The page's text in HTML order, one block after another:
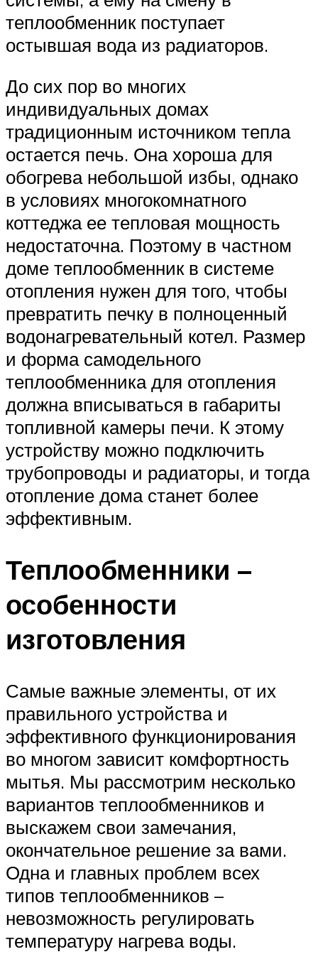
теплообменник поступает
остывшая вода из радиаторов.
До сих пор во многих
индивидуальных домах
традиционным источником тепла
остается печь. Она хороша для
обогрева небольшой избы, однако
в условиях многокомнатного
коттеджа ее тепловая мощность
недостаточна. Поэтому в частном
доме теплообменник в системе
отопления нужен для того, чтобы
превратить печку в полноценный
водонагревательный котел. Размер
и форма самодельного
теплообменника для отопления
должна вписываться в габариты
топливной камеры печи. К этому
устройству можно подключить
трубопроводы и радиаторы, и тогда
отопление дома станет более
эффективным.
Теплообменники –
особенности
изготовления
Самые важные элементы, от их
правильного устройства и
эффективного функционирования
во многом зависит комфортность
мытья. Мы рассмотрим несколько
вариантов теплообменников и
выскажем свои замечания,
окончательное решение за вами.
Одна и главных проблем всех
типов теплообменников –
невозможность регулировать
температуру нагрева воды.